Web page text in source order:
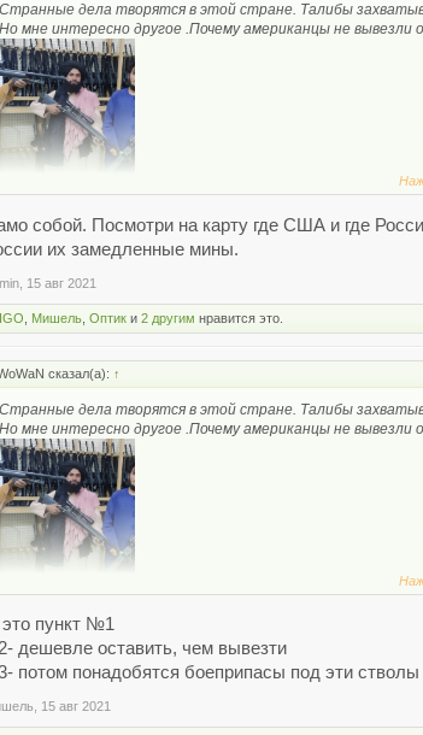
Странные дела творятся в этой стране. Талибы
Но мне интересно другое .Почему американцы не вывезли
собой. Посмотри на карту где США и где
их замедленные мины.
15 авг 2021
Мишель ,Оптик и2 другим нравится это.
сказал(а): ↑
Странные дела творятся в этой стране. Талибы
Но мне интересно другое .Почему американцы не вывезли
это пункт №1
дешевле оставить, чем вывезти
потом понадобятся боеприпасы под эти
15 авг 2021